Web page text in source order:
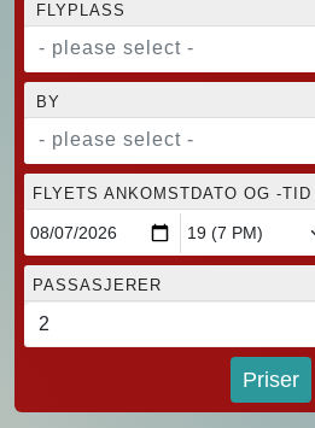
FLYPLASS
- please select -
BY
- please select -
FLYETS ANKOMSTDATO OG -TID
PASSASJERER
Priser